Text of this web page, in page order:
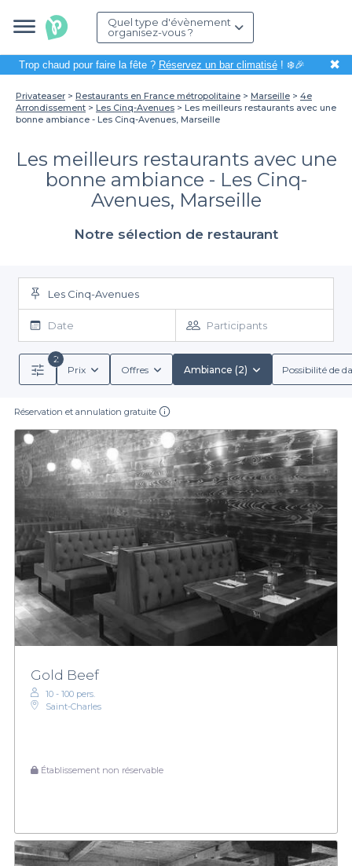
Quel type d'évènement
organisez-vous ?
Trop chaud pour faire la fête ? Réservez un bar climatisé! ❄️🎉 ✖
Privateaser Restaurants en France métropolitaine Marseille
4e
Arrondissement
Les Cinq-Avenues
Les meilleurs restaurants avec une
bonne ambiance - Les Cinq-Avenues, Marseille
Les meilleurs restaurants avec une
bonne ambiance - Les Cinq-
Avenues, Marseille
Notre sélection de restaurant
Les Cinq-Avenues
Date Participants
2
Prix
Offres Ambiance (2) Possibilité de
Réservation et annulation gratuite
Gold Beef
10 - 100 pers.
Saint-Charles
Établissement non réservable